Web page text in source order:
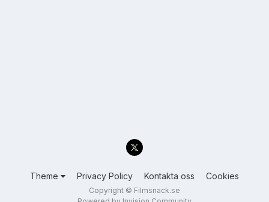
Theme Privacy Policy Kontakta oss Cookies
Copyright © Filmsnack.se